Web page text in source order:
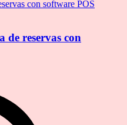
de reservas con